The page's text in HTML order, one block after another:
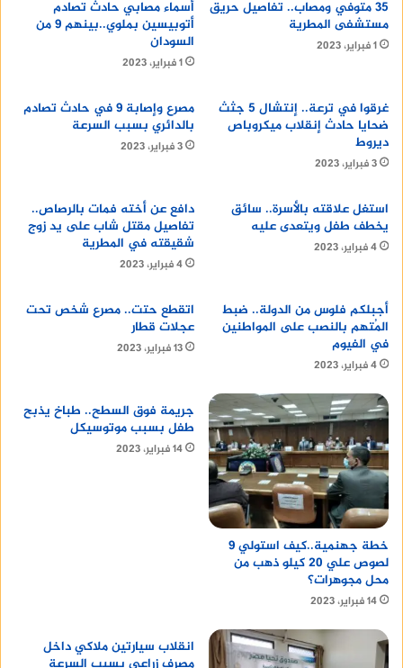
35 متوفي ومصاب.. تفاصيل حريق
مستشفى المطرية
1 فبراير، 2023
أسماء مصابي حادث تصادم
أتوبيسين بملوي..بينهم 9 من
السودان
1 فبراير، 2023
غرقوا في ترعة.. إنتشال 5 جثث
ضحايا حادث إنقلاب ميكروباص
ديروط
3 فبراير، 2023
مصرع وإصابة 9 في حادث تصادم
بالدائري بسبب السرعة
3 فبراير، 2023
استغل علاقته بالأسرة.. سائق
يخطف طفل ويتعدى عليه
4 فبراير، 2023
دافع عن أخته فمات بالرصاص..
تفاصيل مقتل شاب على يد زوج
شقيقته في المطرية
4 فبراير، 2023
أجبلكم فلوس من الدولة.. ضبط
المُتهم بالنصب على المواطنين
في الفيوم
4 فبراير، 2023
اتقطع حتت.. مصرع شخص تحت
عجلات قطار
13 فبراير، 2023
خطة جهنمية..كيف استولي 9
لصوص علي 20 كيلو ذهب من
محل مجوهرات؟
14 فبراير، 2023
جريمة فوق السطح.. طباخ يذبح
طفل بسبب موتوسيكل
14 فبراير، 2023
انقلاب سيارتين ملاكي داخل